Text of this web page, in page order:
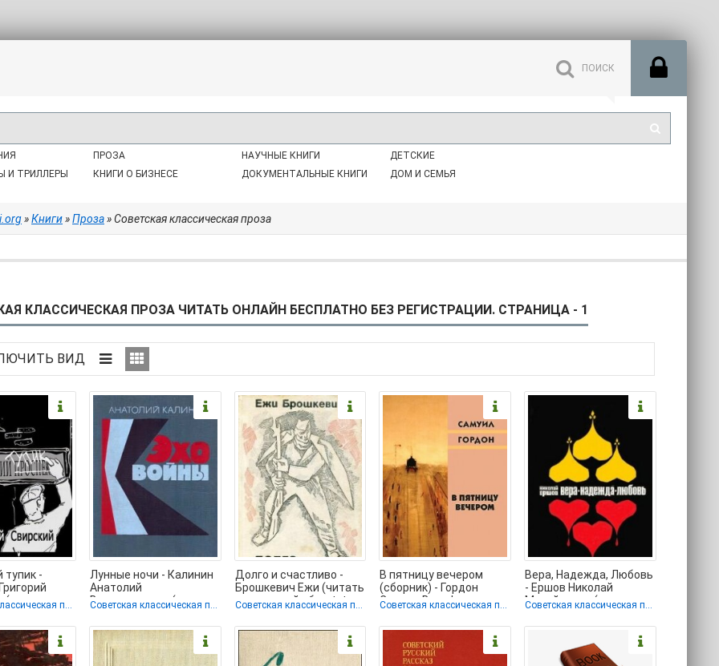
И ТРИЛЛЕРЫ
ПРОЗА
КНИГИ О БИЗНЕСЕ
НАУЧНЫЕ КНИГИ
ДОКУМЕНТАЛЬНЫЕ КНИГИ
ДЕТСКИЕ
ДОМ И СЕМЬЯ
»Книги»Проза» Советская классическая проза
КЛАССИЧЕСКАЯ ПРОЗА ЧИТАТЬ ОНЛАЙН БЕСПЛАТНО БЕЗ РЕГИСТРАЦИИ. СТРАНИЦА - 1
тупик -
(читаем
Советская классическая проза
Лунные ночи - Калинин
Анатолий
Вениаминович (списокСоветская классическая проза
Долго и счастливо -
Брошкевич Ежи (читать
книги онлайн без .txt,
Советская классическая проза
В пятницу вечером
(сборник) - Гордон
Самуил Вульфович
Советская классическая проза
Вера, Надежда, Любовь
- Ершов Николай
Михайлович (читать
книги
Советская классическая проза